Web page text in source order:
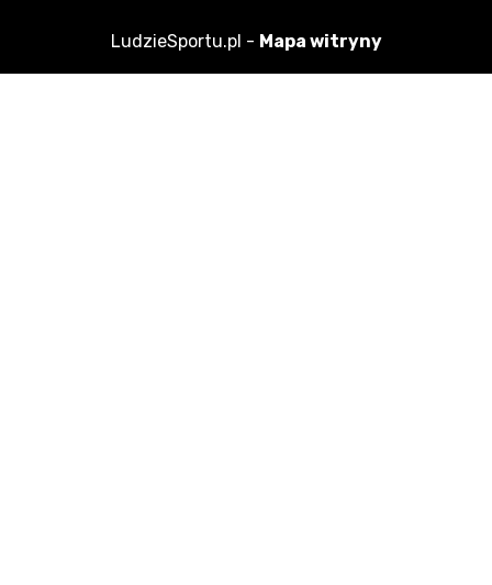
LudzieSportu.pl - Mapa witryny